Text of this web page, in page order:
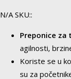
N/A SKU::
Preponice za
agilnosti,
Koriste se u
su za